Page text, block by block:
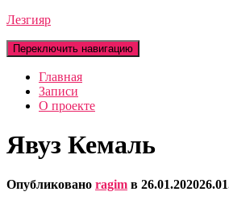
Лезгияр
Переключить навигацию
Главная
Записи
О проекте
Явуз Кемаль
Опубликовано ragim в 26.01.2020